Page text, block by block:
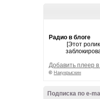
Радио в блоге
[Этот
Добавить плеер
© Накукрыскин
Подписка по e-